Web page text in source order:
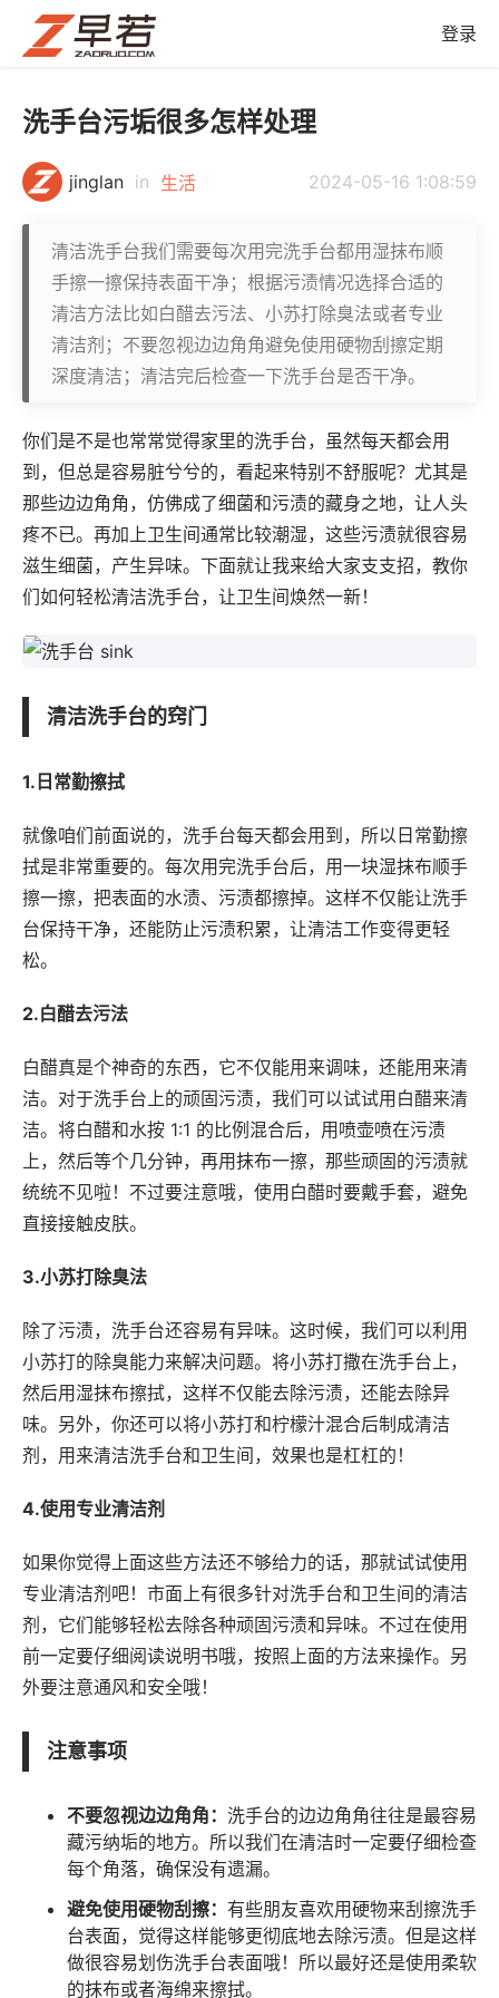
登录
洗手台污垢很多怎样处理
jinglan in 生活 2024-05-16 1:08:59
清洁洗手台我们需要每次用完洗手台都用湿抹布顺
手擦一擦保持表面干净；根据污渍情况选择合适的
清洁方法比如白醋去污法、小苏打除臭法或者专业
清洁剂；不要忽视边边角角避免使用硬物刮擦定期
深度清洁；清洁完后检查一下洗手台是否干净。
你们是不是也常常觉得家里的洗手台，虽然每天都会用
到，但总是容易脏兮兮的，看起来特别不舒服呢？尤其是
那些边边角角，仿佛成了细菌和污渍的藏身之地，让人头
疼不已。再加上卫生间通常比较潮湿，这些污渍就很容易
滋生细菌，产生异味。下面就让我来给大家支支招，教你
们如何轻松清洁洗手台，让卫生间焕然一新！
清洁洗手台的窍门
1.日常勤擦拭
就像咱们前面说的，洗手台每天都会用到，所以日常勤擦
拭是非常重要的。每次用完洗手台后，用一块湿抹布顺手
擦一擦，把表面的水渍、污渍都擦掉。这样不仅能让洗手
台保持干净，还能防止污渍积累，让清洁工作变得更轻
松。
2.白醋去污法
白醋真是个神奇的东西，它不仅能用来调味，还能用来清
洁。对于洗手台上的顽固污渍，我们可以试试用白醋来清
洁。将白醋和水按 1:1 的比例混合后，用喷壶喷在污渍
上，然后等个几分钟，再用抹布一擦，那些顽固的污渍就
统统不见啦！不过要注意哦，使用白醋时要戴手套，避免
直接接触皮肤。
3.小苏打除臭法
除了污渍，洗手台还容易有异味。这时候，我们可以利用
小苏打的除臭能力来解决问题。将小苏打撒在洗手台上，
然后用湿抹布擦拭，这样不仅能去除污渍，还能去除异
味。另外，你还可以将小苏打和柠檬汁混合后制成清洁
剂，用来清洁洗手台和卫生间，效果也是杠杠的！
4.使用专业清洁剂
如果你觉得上面这些方法还不够给力的话，那就试试使用
专业清洁剂吧！市面上有很多针对洗手台和卫生间的清洁
剂，它们能够轻松去除各种顽固污渍和异味。不过在使用
前一定要仔细阅读说明书哦，按照上面的方法来操作。另
外要注意通风和安全哦！
注意事项
不要忽视边边角角： 洗手台的边边角角往往是最容易
藏污纳垢的地方。所以我们在清洁时一定要仔细检查
每个角落，确保没有遗漏。
避免使用硬物刮擦： 有些朋友喜欢用硬物来刮擦洗手
台表面，觉得这样能够更彻底地去除污渍。但是这样
做很容易划伤洗手台表面哦！所以最好还是使用柔软
的抹布或者海绵来擦拭。